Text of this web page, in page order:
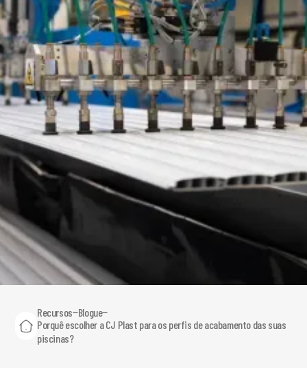
Recursos Blogue
Porquê escolher a CJ Plast para os perfis de acabamento das suas
piscinas?